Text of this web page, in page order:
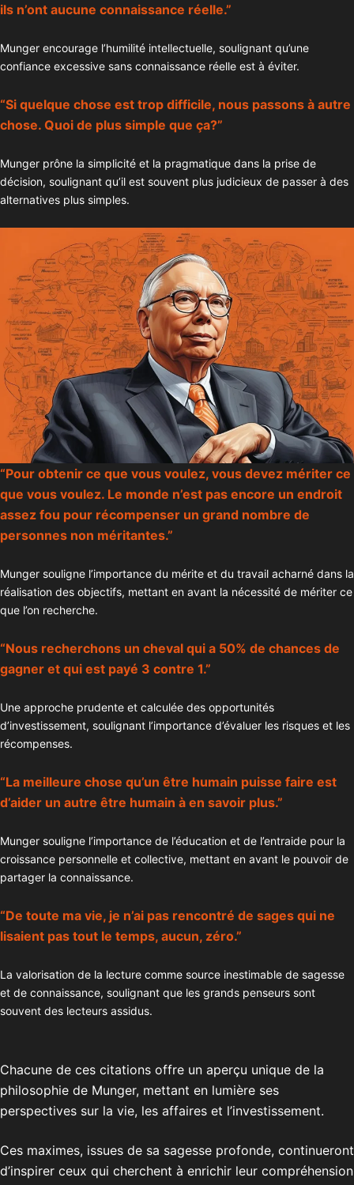
ils n’ont aucune connaissance réelle.”
Munger encourage l’humilité intellectuelle, soulignant qu’une
confiance excessive sans connaissance réelle est à éviter.
“Si quelque chose est trop difficile, nous passons à autre
chose. Quoi de plus simple que ça?”
Munger prône la simplicité et la pragmatique dans la prise de
décision, soulignant qu’il est souvent plus judicieux de passer à des
alternatives plus simples.
“Pour obtenir ce que vous voulez, vous devez mériter ce
que vous voulez. Le monde n’est pas encore un endroit
assez fou pour récompenser un grand nombre de
personnes non méritantes.”
Munger souligne l’importance du mérite et du travail acharné dans la
réalisation des objectifs, mettant en avant la nécessité de mériter ce
que l’on recherche.
“Nous recherchons un cheval qui a 50% de chances de
gagner et qui est payé 3 contre 1.”
Une approche prudente et calculée des opportunités
d’investissement, soulignant l’importance d’évaluer les risques et les
récompenses.
“La meilleure chose qu’un être humain puisse faire est
d’aider un autre être humain à en savoir plus.”
Munger souligne l’importance de l’éducation et de l’entraide pour la
croissance personnelle et collective, mettant en avant le pouvoir de
partager la connaissance.
“De toute ma vie, je n’ai pas rencontré de sages qui ne
lisaient pas tout le temps, aucun, zéro.”
La valorisation de la lecture comme source inestimable de sagesse
et de connaissance, soulignant que les grands penseurs sont
souvent des lecteurs assidus.
Chacune de ces citations offre un aperçu unique de la
philosophie de Munger, mettant en lumière ses
perspectives sur la vie, les affaires et l’investissement.
Ces maximes, issues de sa sagesse profonde, continueront
d’inspirer ceux qui cherchent à enrichir leur compréhension